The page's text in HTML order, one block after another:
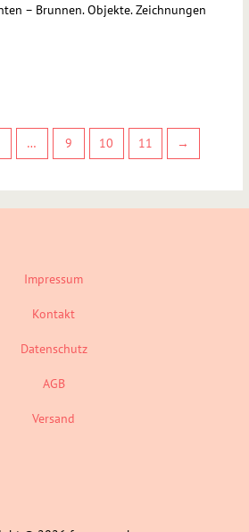
– Brunnen. Objekte. Zeichnungen
… 9 10 11 →
Impressum
Kontakt
Datenschutz
AGB
Versand